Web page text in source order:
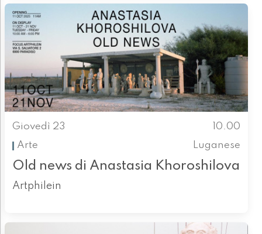
Giovedì 23
10.00
Arte
Luganese
Old news di Anastasia Khoroshilova
Artphilein